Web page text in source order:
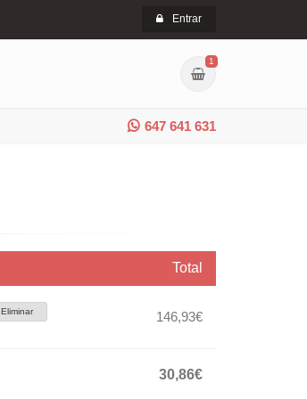
Entrar
1
647 641 631
Total
Eliminar 146,93€
30,86€